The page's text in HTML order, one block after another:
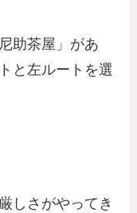
助茶屋」があ
と左ルートを選
しさがやってき